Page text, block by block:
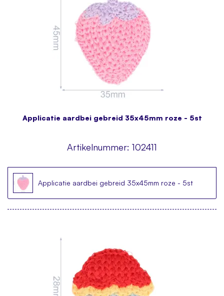
Applicatie aardbei gebreid 35x45mm roze - 5st
Artikelnummer: 102411
Applicatie aardbei gebreid 35x45mm roze - 5st